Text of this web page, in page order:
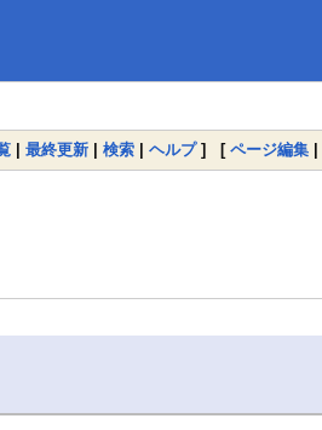
| 最終更新 | 検索 | ヘルプ] [ ページ編集 |